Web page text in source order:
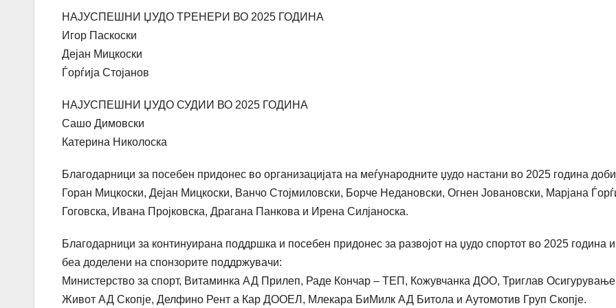
НАЈУСПЕШНИ ЏУДО ТРЕНЕРИ ВО 2025 ГОДИНА
Игор Паскоски
Дејан Мицкоски
Ѓорѓија Стојанов
НАЈУСПЕШНИ ЏУДО СУДИИ ВО 2025 ГОДИНА
Сашо Димовски
Катерина Николоска
Благодарници за посебен придонес во организацијата на меѓународните џудо настани во 2025 година
Горан Мицкоски, Дејан Мицкоски, Ванчо Стојмиловски, Борче Недановски, Огнен Јовановски, Марјана
Гоговска, Ивана Пројковска, Драгана Панкова и Ирена Силјаноска.
Благодарници за континуирана поддршка и посебен придонес за развојот на џудо спортот во 2025 година
беа доделени на спонзорите поддржувачи:
Министерство за спорт, Витаминка АД Прилеп, Раде Кончар – ТЕП, Кожувчанка ДОО, Триглав Осигурување
Живот АД Скопје, Делфино Рент а Кар ДООЕЛ, Млекара БиМилк АД Битола и Аутомотив Груп Скопје.